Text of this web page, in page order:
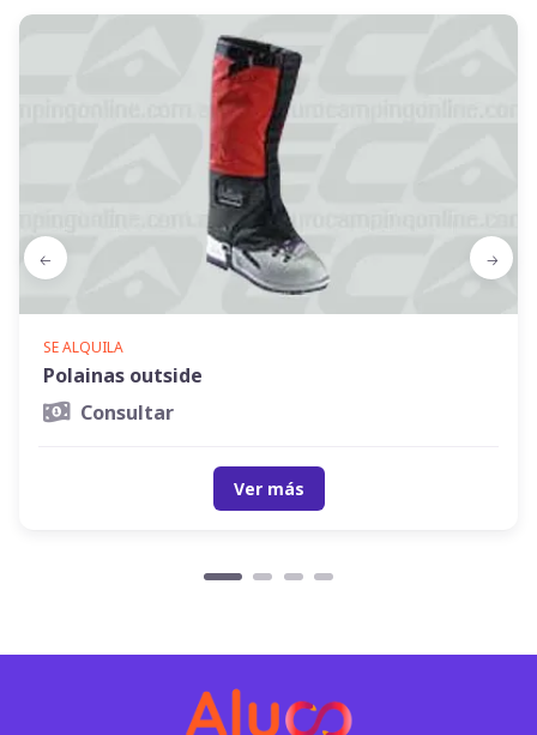
SE ALQUILA
Polainas outside
Consultar
Ver más